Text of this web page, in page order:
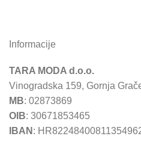
Informacije
TARA MODA d.o.o.
Vinogradska 159, Gornja
MB: 02873869
OIB: 30671853465
IBAN :